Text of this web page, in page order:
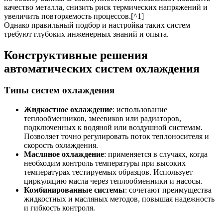
качество металла, снизить риск термических напряжений и
увеличить повторяемость процессов.[^1]
Однако правильный подбор и настройка таких систем
требуют глубоких инженерных знаний и опыта.
Конструктивные решения
автоматических систем охлаждения
Типы систем охлаждения
Жидкостное охлаждение: использование
теплообменников, змеевиков или радиаторов,
подключенных к водяной или воздушной системам.
Позволяет точно регулировать поток теплоносителя и
скорость охлаждения.
Масляное охлаждение: применяется в случаях, когда
необходим контроль температуры при высоких
температурах тестируемых образцов. Использует
циркуляцию масла через теплообменники и насосы.
Комбинированные системы: сочетают преимущества
жидкостных и масляных методов, повышая надежность
и гибкость контроля.